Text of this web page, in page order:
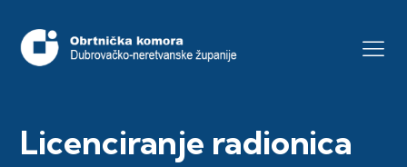
Licenciranje radionica